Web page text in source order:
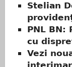
Stelian
PNL BN:
cu
Vezi